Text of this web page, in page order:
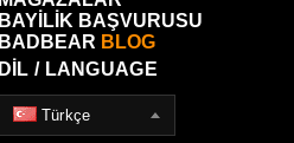
BAYİLİK BAŞVURUSU
BADBEAR BLOG
DİL / LANGUAGE
Türkçe